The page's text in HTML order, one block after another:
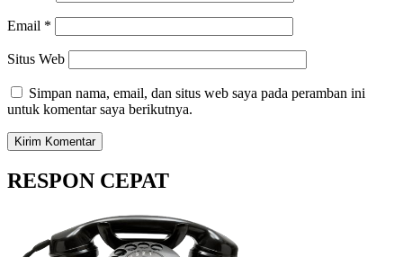
Email *
Situs Web
Simpan nama, email, dan situs web saya pada peramban ini
untuk komentar saya berikutnya.
RESPON CEPAT